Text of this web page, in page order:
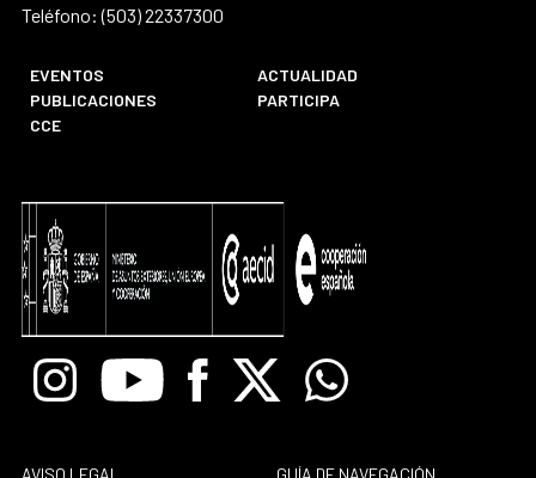
Teléfono: (503) 22337300
EVENTOS
ACTUALIDAD
PUBLICACIONES
PARTICIPA
CCE
InstagramYoutube Facebook
X Whatsapp